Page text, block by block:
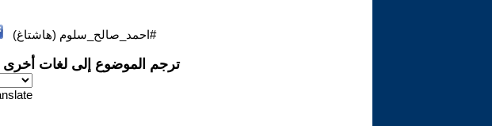
#احمد_صالح_سلوم (هاشتاغ)
ترجم الموضوع إلى لغات